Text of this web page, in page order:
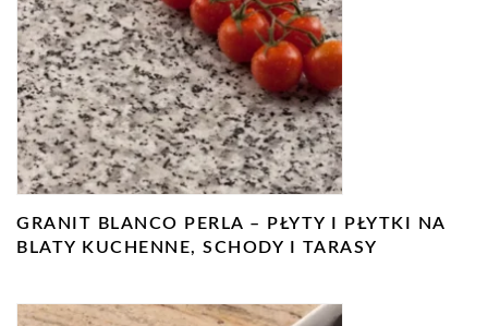
GRANIT BLANCO PERLA – PŁYTY I PŁYTKI NA
BLATY KUCHENNE, SCHODY I TARASY